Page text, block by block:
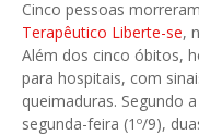
Cinco pessoas
Terapêutico Liberte-se,
Além dos cinco óbitos,
para hospitais, com
queimaduras. Segundo
segunda-feira (1º/9),